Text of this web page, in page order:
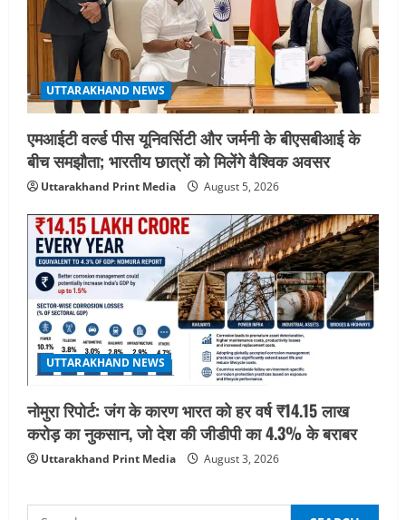
UTTARAKHAND NEWS
एमआईटी वर्ल्ड पीस यूनिवर्सिटी और जर्मनी के बीएसबीआई के
बीच समझौता; भारतीय छात्रों को मिलेंगे वैश्विक अवसर
Uttarakhand Print Media August 5, 2026
UTTARAKHAND NEWS
नोमुरा रिपोर्ट: जंग के कारण भारत को हर वर्ष ₹14.15 लाख
करोड़ का नुकसान, जो देश की जीडीपी का 4.3% के बराबर
Uttarakhand Print Media August 3, 2026
Search